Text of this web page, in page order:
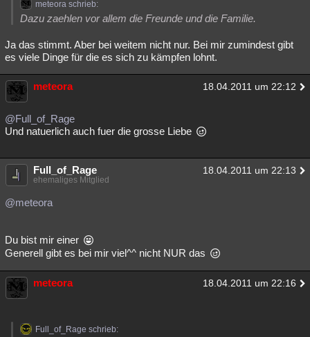
meteora schrieb:
Dazu zaehlen vor allem die Freunde und die Familie.
Ja das stimmt. Aber bei weitem nicht nur. Bei mir zumindest gibt
es viele Dinge für die es sich zu kämpfen lohnt.
meteora 18.04.2011 um 22:12
@Full_of_Rage
Und natuerlich auch fuer die grosse Liebe
Full_of_Rage 18.04.2011 um 22:13
ehemaliges Mitglied
@meteora
Du bist mir einer
Generell gibt es bei mir viel^^ nicht NUR das
meteora 18.04.2011 um 22:16
Full_of_Rage schrieb: